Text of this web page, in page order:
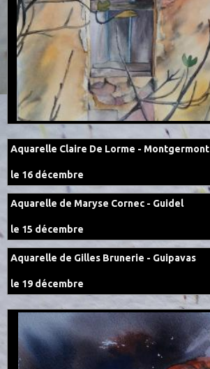
Aquarelle Claire De Lorme - Montgermont
le 16 décembre
Aquarelle de Maryse Cornec - Guidel
le 15 décembre
Aquarelle de Gilles Brunerie - Guipavas
le 19 décembre